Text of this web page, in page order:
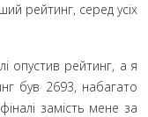
рейтинг, серед усіх
опустив рейтинг, а я
був 2693, набагато
замість мене за